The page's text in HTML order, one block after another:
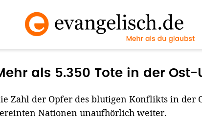
als 5.350 Tote in der Ost-
Zahl der Opfer des blutigen Konflikts in der
Nationen unaufhörlich weiter.